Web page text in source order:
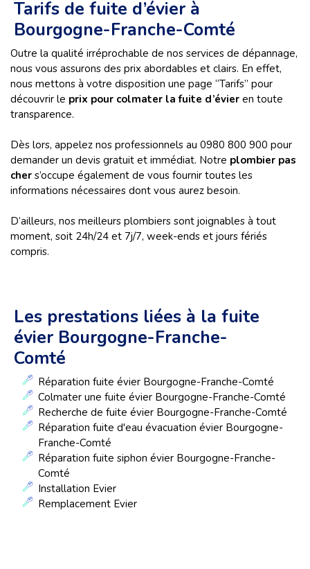
Tarifs de fuite d’évier à
Bourgogne-Franche-Comté
Outre la qualité irréprochable de nos services de dépannage,
nous vous assurons des prix abordables et clairs. En effet,
nous mettons à votre disposition une page “Tarifs” pour
découvrir le prix pour colmater la fuite d’évier en toute
transparence.
Dès lors, appelez nos professionnels au 0980 800 900 pour
demander un devis gratuit et immédiat. Notre plombier pas
cher s’occupe également de vous fournir toutes les
informations nécessaires dont vous aurez besoin.
D’ailleurs, nos meilleurs plombiers sont joignables à tout
moment, soit 24h/24 et 7j/7, week-ends et jours fériés
compris.
Les prestations liées à la fuite
évier Bourgogne-Franche-
Comté
Réparation fuite évier Bourgogne-Franche-Comté
Colmater une fuite évier Bourgogne-Franche-Comté
Recherche de fuite évier Bourgogne-Franche-Comté
Réparation fuite d'eau évacuation évier Bourgogne-
Franche-Comté
Réparation fuite siphon évier Bourgogne-Franche-
Comté
Installation Evier
Remplacement Evier